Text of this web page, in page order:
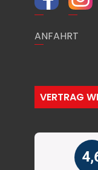
ANFAHRT
VERTRAG